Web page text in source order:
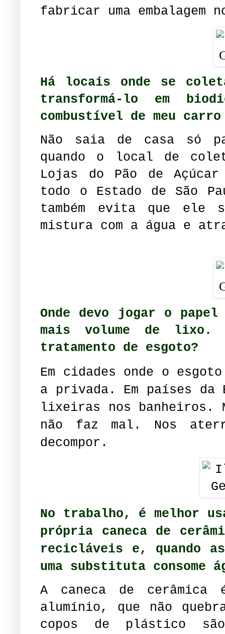
fabricar uma embalagem
Há locais onde se
transformá-lo em
combustível de meu
Não saia de casa só
quando o local de
Lojas do Pão de
todo o Estado de São
também evita que
mistura com a água e
Onde devo jogar o
mais volume de
tratamento de esgoto?
Em cidades onde o
a privada. Em países da
lixeiras nos banheiros.
não faz mal. Nos
decompor.
No trabalho, é melhor
própria caneca de
recicláveis e, quando as
uma substituta consome
A caneca de
alumínio, que não
copos de plástico